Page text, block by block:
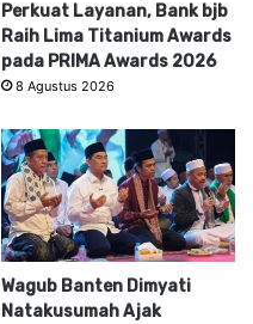
Perkuat Layanan, Bank bjb
Raih Lima Titanium Awards
pada PRIMA Awards 2026
8 Agustus 2026
Wagub Banten Dimyati
Natakusumah Ajak